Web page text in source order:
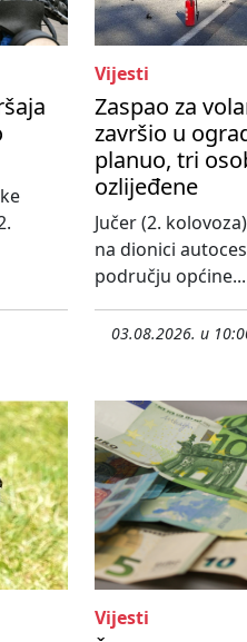
Vijesti
Zaspao za
završio u
planuo, tri
ozlijeđene
Jučer (2.
na dionici
području općine...
03.08.2026. u
Vijesti